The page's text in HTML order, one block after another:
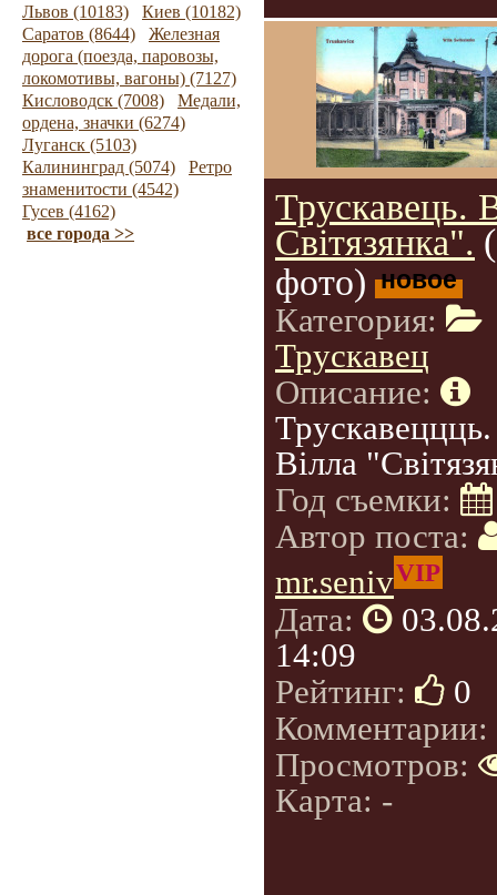
Львов (10183)
Киев (10182)
Саратов (8644)
Железная
дорога (поезда, паровозы,
локомотивы, вагоны) (7127)
Кисловодск (7008)
Медали,
ордена, значки (6274)
Луганск (5103)
Калининград (5074)
Ретро
знаменитости (4542)
Гусев (4162)
все города >>
Трускавець.
Світязянка".
фото) новое
Категория:
Трускавец
Описание:
Трускавеццць.
Вілла
Год съемки:
Автор поста:
mr.senivVIP
Дата:
14:09
Рейтинг:
0
Комментарии:
Просмотров:
Карта: -